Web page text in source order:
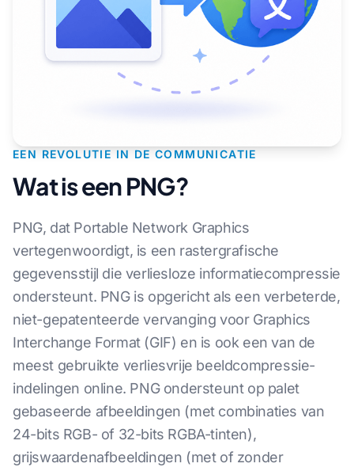
EEN REVOLUTIE IN DE COMMUNICATIE
Wat is een PNG?
PNG, dat Portable Network Graphics
vertegenwoordigt, is een rastergrafische
gegevensstijl die verliesloze informatiecompressie
ondersteunt. PNG is opgericht als een verbeterde,
niet-gepatenteerde vervanging voor Graphics
Interchange Format (GIF) en is ook een van de
meest gebruikte verliesvrije beeldcompressie-
indelingen online. PNG ondersteunt op palet
gebaseerde afbeeldingen (met combinaties van
24-bits RGB- of 32-bits RGBA-tinten),
grijswaardenafbeeldingen (met of zonder